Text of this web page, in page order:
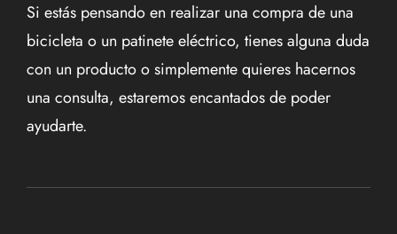
Si estás pensando en realizar una compra de una
bicicleta o un patinete eléctrico, tienes alguna duda
con un producto o simplemente quieres hacernos
una consulta, estaremos encantados de poder
ayudarte.